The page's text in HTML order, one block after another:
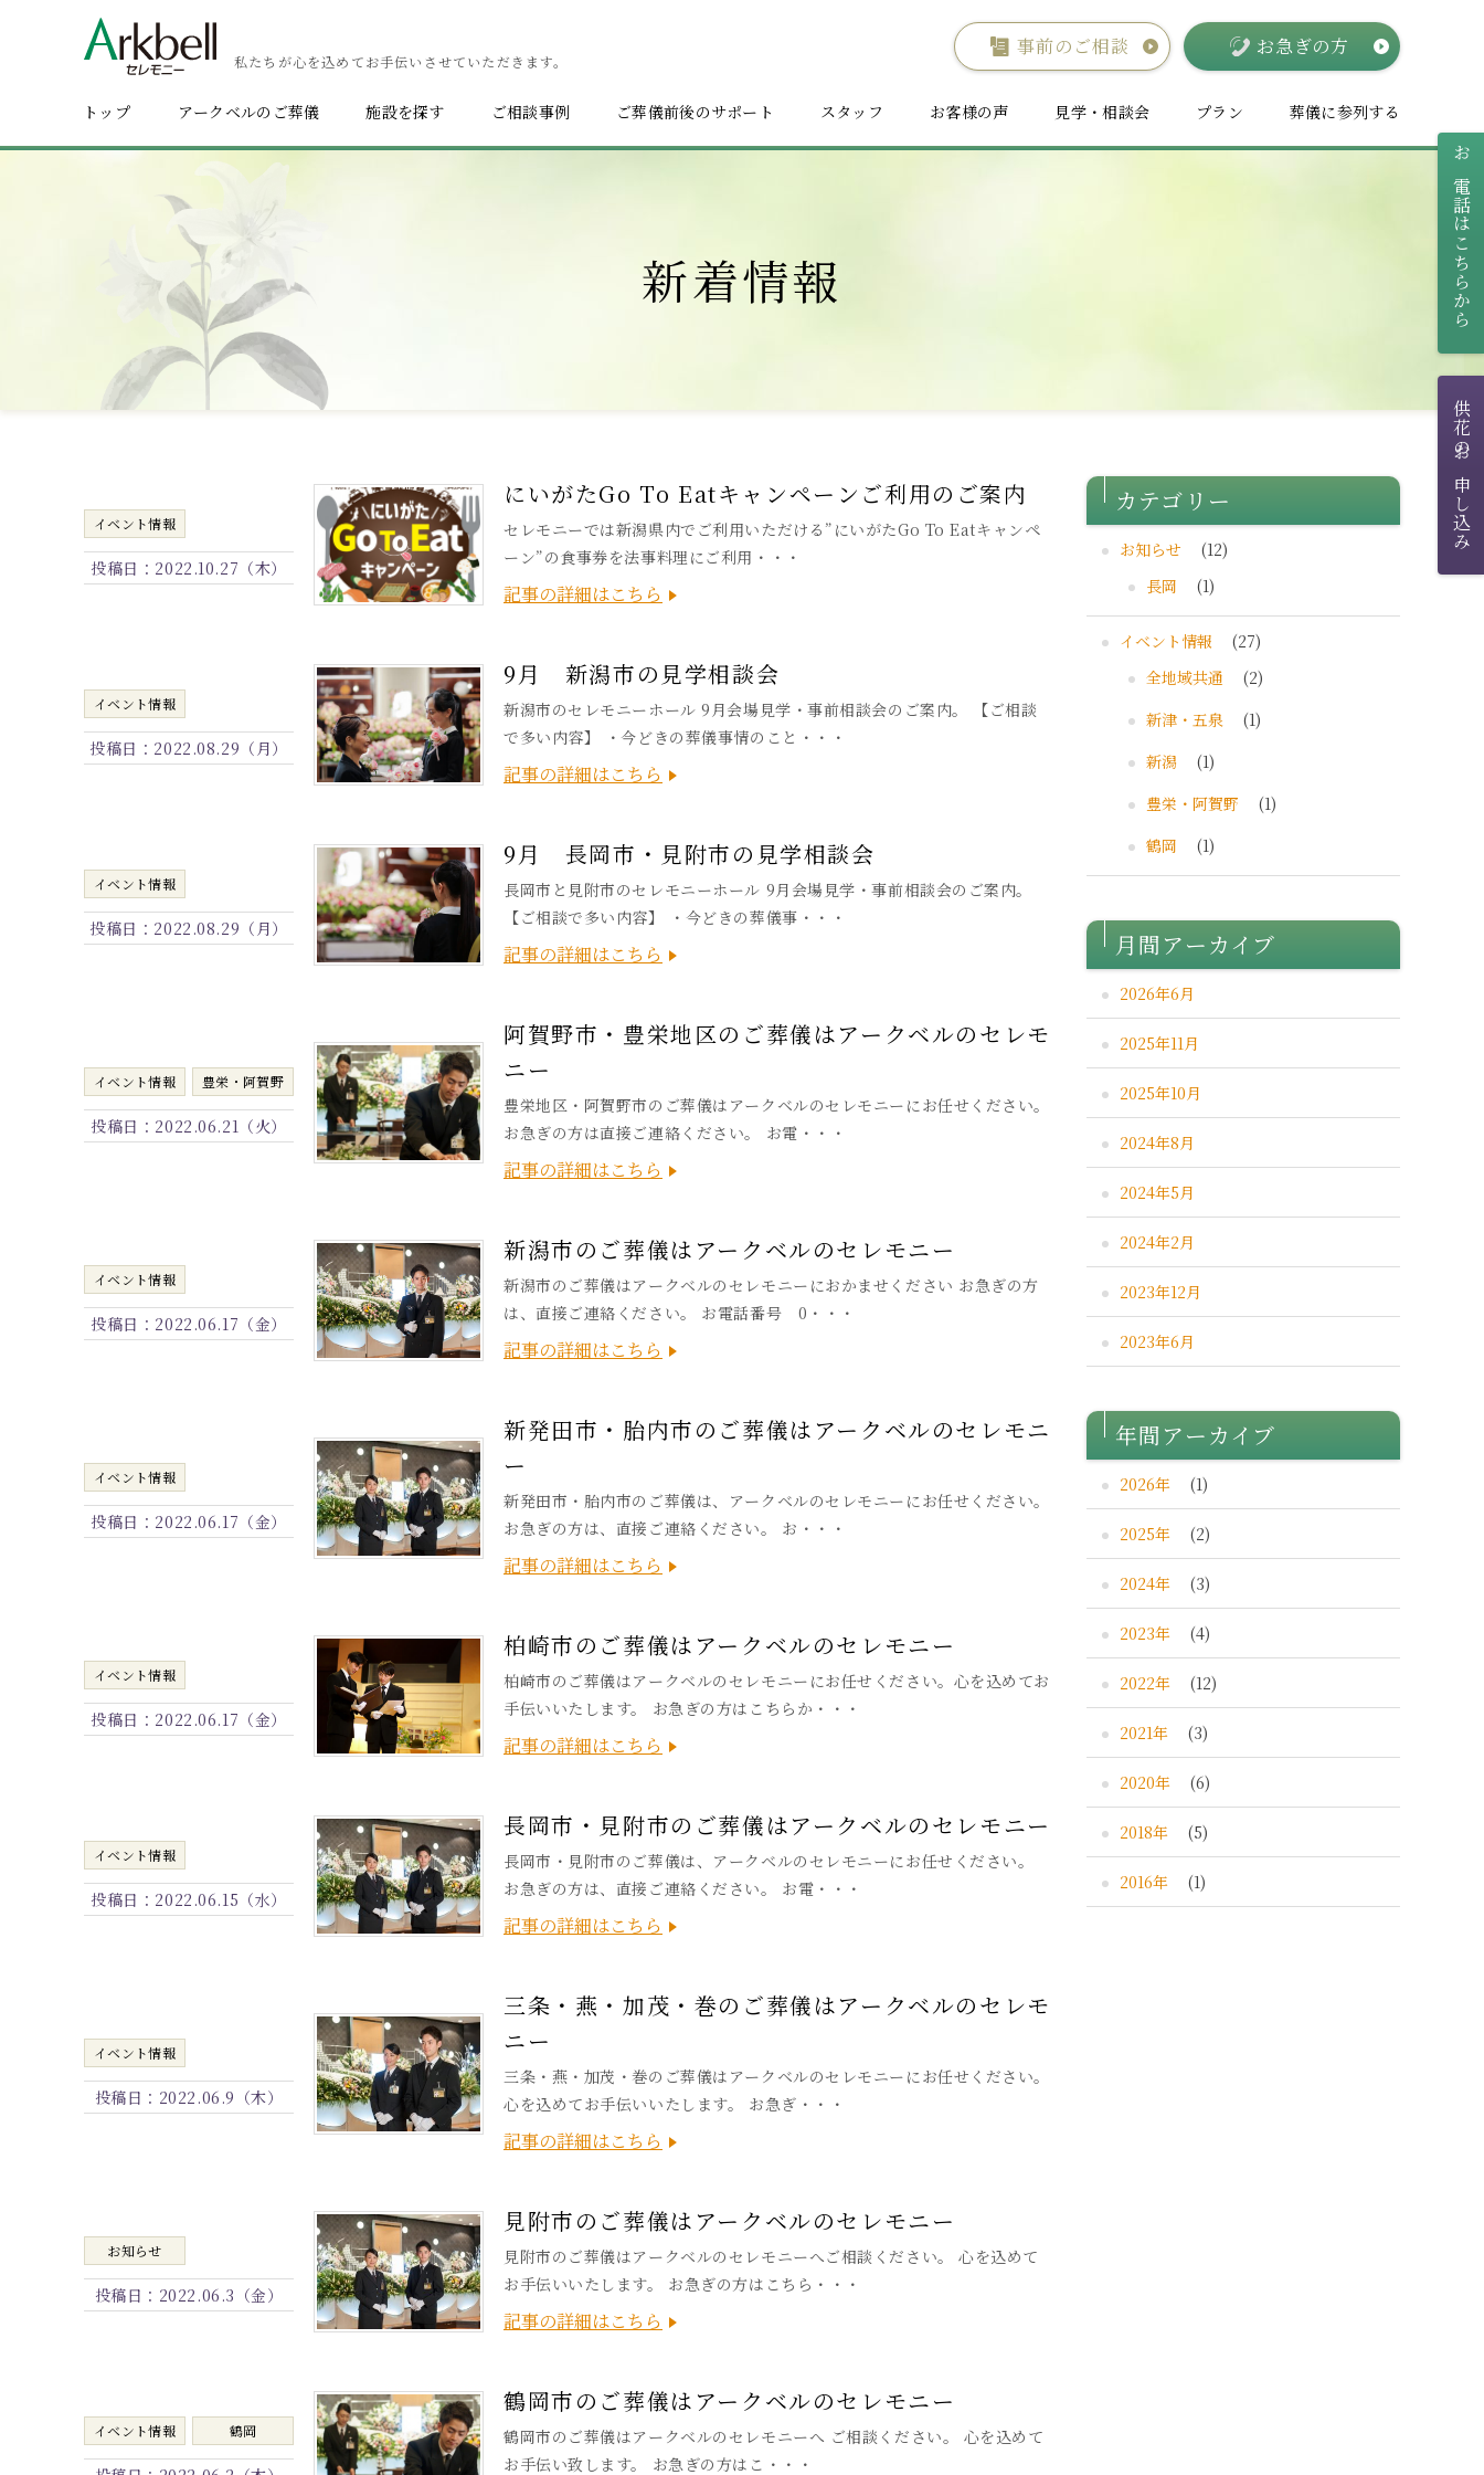
私たちが心を込めてお手伝いさせていただきます。
事前のご相談 お急ぎの方
トップ アークベルのご葬儀 施設を探す ご相談事例 ご葬儀前後のサポート スタッフ お客様の声 見学・相談会 プラン 葬儀に参列する
新着情報
イベント情報
投稿日： 2022.10.27（木）
にいがたGo To Eatキャンペーンご利用のご案内
セレモニーでは新潟県内でご利用いただける”にいがたGo To Eatキャンペ
ーン”の食事券を法事料理にご利用・・・
記事の詳細はこちら
イベント情報
投稿日： 2022.08.29（月）
9月 新潟市の見学相談会
新潟市のセレモニーホール 9月会場見学・事前相談会のご案内。 【ご相談
で多い内容】 ・今どきの葬儀事情のこと・・・
記事の詳細はこちら
イベント情報
投稿日： 2022.08.29（月）
9月 長岡市・見附市の見学相談会
長岡市と見附市のセレモニーホール 9月会場見学・事前相談会のご案内。
【ご相談で多い内容】 ・今どきの葬儀事・・・
記事の詳細はこちら
イベント情報 豊栄・阿賀野
投稿日： 2022.06.21（火）
阿賀野市・豊栄地区のご葬儀はアークベルのセレモ
ニー
豊栄地区・阿賀野市のご葬儀はアークベルのセレモニーにお任せください。
お急ぎの方は直接ご連絡ください。 お電・・・
記事の詳細はこちら
イベント情報
投稿日： 2022.06.17（金）
新潟市のご葬儀はアークベルのセレモニー
新潟市のご葬儀はアークベルのセレモニーにおかませください お急ぎの方
は、直接ご連絡ください。 お電話番号 0・・・
記事の詳細はこちら
イベント情報
投稿日： 2022.06.17（金）
新発田市・胎内市のご葬儀はアークベルのセレモニ
ー
新発田市・胎内市のご葬儀は、アークベルのセレモニーにお任せください。
お急ぎの方は、直接ご連絡ください。 お・・・
記事の詳細はこちら
イベント情報
投稿日： 2022.06.17（金）
柏崎市のご葬儀はアークベルのセレモニー
柏崎市のご葬儀はアークベルのセレモニーにお任せください。心を込めてお
手伝いいたします。 お急ぎの方はこちらか・・・
記事の詳細はこちら
イベント情報
投稿日： 2022.06.15（水）
長岡市・見附市のご葬儀はアークベルのセレモニー
長岡市・見附市のご葬儀は、アークベルのセレモニーにお任せください。
お急ぎの方は、直接ご連絡ください。 お電・・・
記事の詳細はこちら
イベント情報
投稿日： 2022.06.9（木）
三条・燕・加茂・巻のご葬儀はアークベルのセレモ
ニー
三条・燕・加茂・巻のご葬儀はアークベルのセレモニーにお任せください。
心を込めてお手伝いいたします。 お急ぎ・・・
記事の詳細はこちら
お知らせ
投稿日： 2022.06.3（金）
見附市のご葬儀はアークベルのセレモニー
見附市のご葬儀はアークベルのセレモニーへご相談ください。 心を込めて
お手伝いいたします。 お急ぎの方はこちら・・・
記事の詳細はこちら
イベント情報 鶴岡
鶴岡市のご葬儀はアークベルのセレモニー
鶴岡市のご葬儀はアークベルのセレモニーへ ご相談ください。 心を込めて
お手伝い致します。 お急ぎの方はこ・・・
カテゴリー
お知らせ
(12)
長岡
(1)
イベント情報
(27)
全地域共通
(2)
新津・五泉
(1)
新潟
(1)
豊栄・阿賀野
(1)
鶴岡
(1)
月間アーカイブ
2026年6月
2025年11月
2025年10月
2024年8月
2024年5月
2024年2月
2023年12月
2023年6月
年間アーカイブ
2026年 (1)
2025年 (2)
2024年 (3)
2023年 (4)
2022年 (12)
2021年 (3)
2020年 (6)
2018年 (5)
2016年 (1)
お電話はこちらから
供花のお申し込み